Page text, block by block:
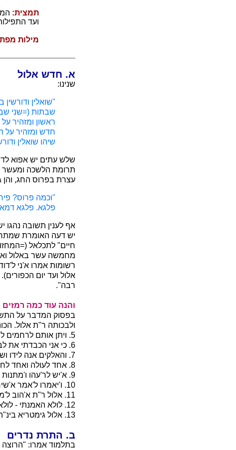
תמצית:
ועד
מילות
א. חדש אלול
שנינו:
"שואלין
שבתות (=שני
ראשון ומזהיר
חדש ומזהיר על
שיהו שואלין
שלש עתים יש אפוא
תרומת הלשכה ומעשר
עצרת בפרוס החג, והן
"וכמה פרוס?
פלגא. פלגא
אף לענין תשובה נהגו
יש דעה האומרת
חיים" לתכלאל
מחמשה עשר באלול
רשומות אמרו א'ני
אלול ועד יום
רבה".
והנה עוד כמה
בפסוק המדבר על
ולבכותה ר"ת אלול.
5. ויתן אותם לרחמים לפני ר"ת אלול, שהוא חדש הרחמים.
6. כי אני הכבדתי את לבו ואת לב ר"ת אלול.
7. והאלקים אנה לידו ושמתי לך ר"ת אלול.
8. אחד לעולה ואחד לחטאת ר"ת אלול.
9. א'יש לר'עהו ו'מתנות ל'אביונים ר"ת אלול. וכן להיפך" אלול ר"ת א'כול ל'חמו ו'נותן ל'דל.
10. ו'יאמרו ל'אמר א'שירה ל'ה' ר"ת אלול.
11. אלול ר"ת א'הוב ל'מעלה ו'נחמד ל'מטה.
12. לולא האמנתי - לולא אותיות אלול, כי ע"י אלול האמנתי לראות בטוב ה'.
13. אלול גימטריא בינ"ה, שעל ידי הבינה באה התשובה, כדבר שנאמר "ולבבו יבין ושב ורפא לו".
ב. התרת נדרים
בתלמוד אמרו: "הרוצה